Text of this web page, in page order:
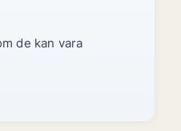
de kan vara